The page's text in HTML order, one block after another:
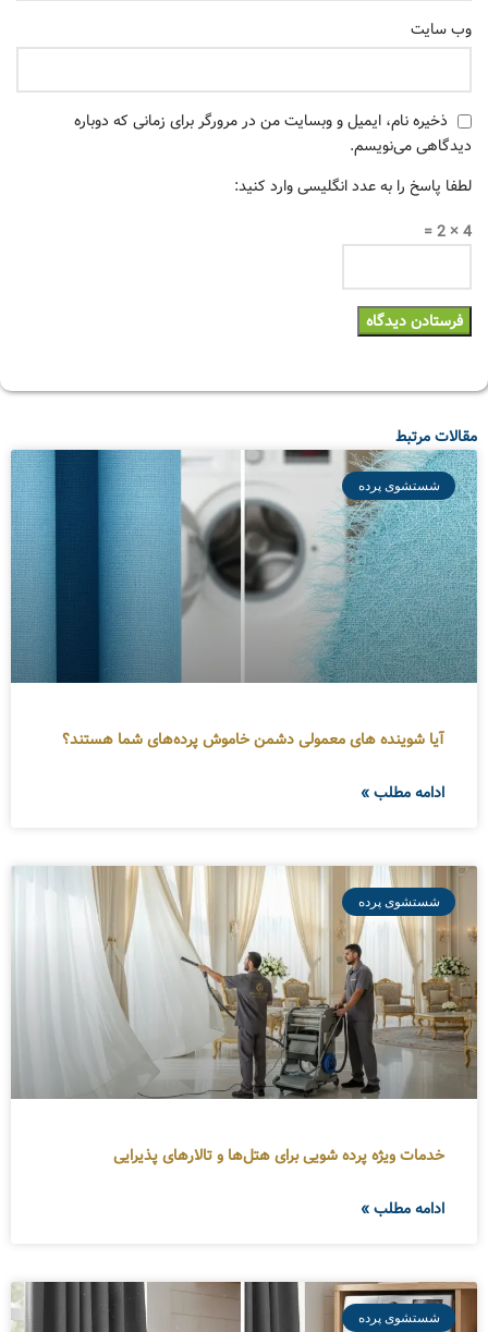
وب‌ سایت
ذخیره نام، ایمیل و وبسایت من در مرورگر برای زمانی که دوباره
دیدگاهی می‌نویسم.
لطفا پاسخ را به عدد انگلیسی وارد کنید:
4 × 2 =
مقالات مرتبط
شستشوی پرده
آیا شوینده های معمولی دشمن خاموش پرده‌های شما هستند؟
ادامه مطلب »
شستشوی پرده
خدمات ویژه پرده شویی برای هتل‌ها و تالارهای پذیرایی
ادامه مطلب »
شستشوی پرده